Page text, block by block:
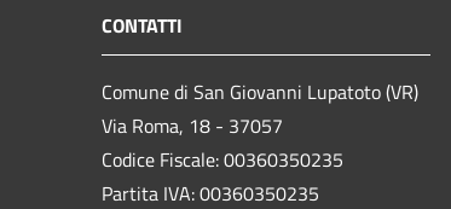
CONTATTI
Comune di San Giovanni Lupatoto (VR)
Via Roma, 18 - 37057
Codice Fiscale: 00360350235
Partita IVA: 00360350235